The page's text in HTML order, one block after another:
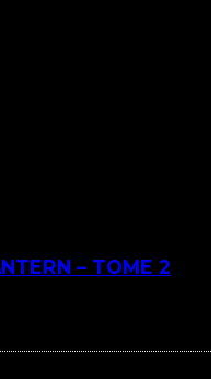
– TOME 2